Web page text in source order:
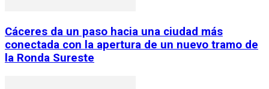
Cáceres da un paso hacia una ciudad más
conectada con la apertura de un nuevo tramo de
la Ronda Sureste